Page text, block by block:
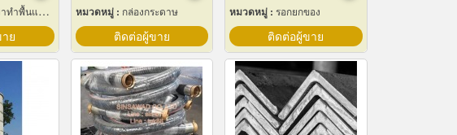
และทางเดิน
ย
หมวดหมู่ : กล่องกระดาษ
ติดต่อผู้ขาย
หมวดหมู่ : รอกยกของ
ติดต่อผู้ขาย